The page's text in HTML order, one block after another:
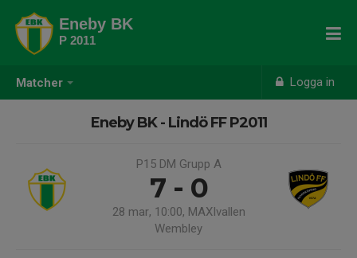
Matcher Logga in
Eneby BK
P 2011
Eneby BK - Lindö FF P2011
P15 DM Grupp A
7 - 0
28 mar, 10:00, MAXIvallen
Wembley